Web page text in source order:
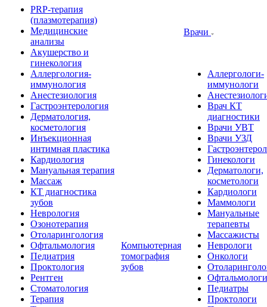
PRP-терапия
(плазмотерапия)
Медицинские
анализы
Акушерство и
гинекология
Аллергология-
иммунология
Анестезиология
Гастроэнтерология
Дерматология,
косметология
Инъекционная
интимная пластика
Кардиология
Мануальная терапия
Массаж
КТ диагностика
зубов
Неврология
Озонотерапия
Отоларингология
Офтальмология
Педиатрия
Проктология
Рентген
Стоматология
Терапия
Компьютерная
томография
зубов
Врачи
Аллергологи-
иммунологи
Врач КТ
диагностики
Врачи УВТ
Врачи УЗД
Гинекологи
Дерматологи,
косметологи
Кардиологи
Маммологи
Мануальные
терапевты
Массажисты
Неврологи
Онкологи
Офтальмологи
Педиатры
Проктологи